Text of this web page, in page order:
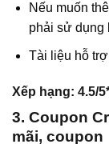
Nếu muốn
phải sử dụng
Tài liệu hỗ
Xếp hạng: 4.5/
3. Coupon
mãi, coupon